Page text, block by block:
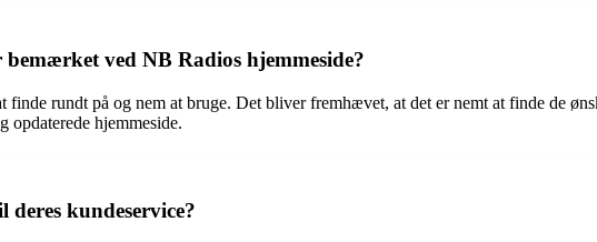
ved NB Radios hjemmeside?
rundt på og nem at bruge. Det bliver fremhævet, at det er nemt at finde de
opdaterede hjemmeside.
kundeservice?